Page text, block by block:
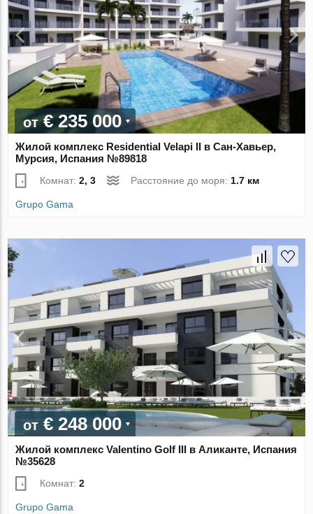
от€ 235 000
Жилой комплекс Residential Velapi II в Сан-Хавьер,
Мурсия, Испания №89818
Комнат:2, 3 Расстояние до моря: 1.7 км
Grupo Gama
от € 248 000
Жилой комплекс Valentino Golf III в Аликанте, Испания
№35628
Комнат:2
Grupo Gama